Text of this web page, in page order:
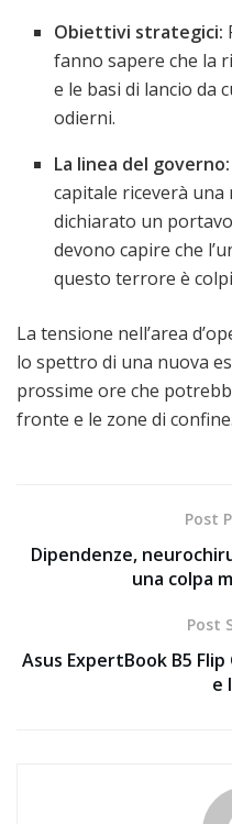
Obiettivi strategici:
fanno sapere che la
e le basi di lancio da
odierni.
La linea del governo:
capitale riceverà una
dichiarato un
devono capire che
questo terrore è
La tensione nell’area
lo spettro di una nuova
prossime ore che
fronte e le zone di confine.
Post
Dipendenze,
una colpa
Post
Asus ExpertBook B5
e